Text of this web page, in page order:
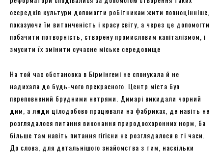
осередків культури допомогти робітникам жити повноцінніше,
показуючи їм витонченість і красу світу, а через це допомогти
побачити потворність, створену промисловим капіталізмом, і
змусити їх змінити сучасне міське середовище
На той час обстановка в Бірмінгемі не спонукала й не
надихала до будь-чого прекрасного. Центр міста був
переповнений брудними нетрями. Димарі викидали чорний
дим, а люди цілодобово працювали на фабриках, де навіть не
розглядалося питання виконання природоохоронних норм, ба
більше там навіть питання гігієни не розглядалося в ті часи.
До слова, для детальнішого знайомства з тим, наскільки